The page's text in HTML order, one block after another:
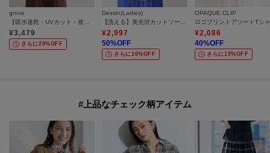
grove
¥3,479
さらに20%OFF
Dessin(Ladies)
¥2,997
50%OFF
さらに10%OFF
OPAQUE.CLIP
¥2,086
40%OFF
さらに15%OFF
#上品なチェック柄アイテム